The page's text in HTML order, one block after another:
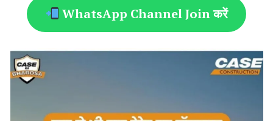
WhatsApp Channel Join करें